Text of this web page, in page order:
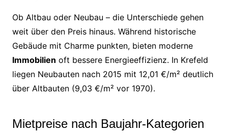
Ob Altbau oder Neubau – die Unterschiede gehen
weit über den Preis hinaus. Während historische
Gebäude mit Charme punkten, bieten moderne
Immobilien oft bessere Energieeffizienz. In Krefeld
liegen Neubauten nach 2015 mit 12,01 €/m² deutlich
über Altbauten (9,03 €/m² vor 1970).
Mietpreise nach Baujahr-Kategorien